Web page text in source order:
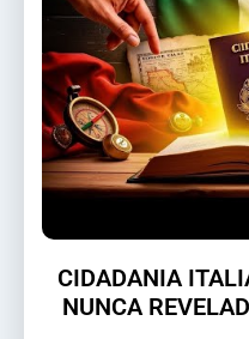
CIDADANIA
NUNCA